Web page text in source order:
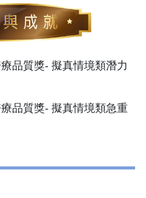
品質獎- 擬真情境類潛力
品質獎- 擬真情境類急重